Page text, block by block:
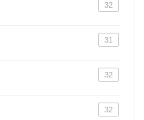
32
31
32
32